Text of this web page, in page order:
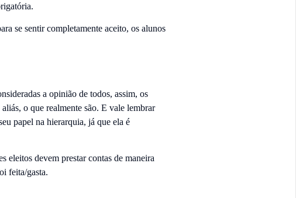
se sentir completamente aceito, os alunos
a opinião de todos, assim, os
o que realmente são. E vale lembrar
papel na hierarquia, já que ela é
eleitos devem prestar contas de maneira
feita/gasta.